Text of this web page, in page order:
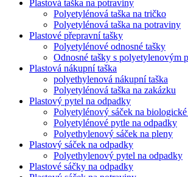
Plastová taška na potraviny
Polyetylénová taška na tričko
Polyetylénová taška na potraviny
Plastové přepravní tašky
Polyetylénové odnosné tašky
Odnosné tašky s polyetylenovým
Plastová nákupní taška
polyethylenová nákupní taška
Polyetylénová taška na zakázku
Plastový pytel na odpadky
Polyetylénový sáček na
Polyetylénové pytle na odpadky
Polyethylenový sáček na pleny
Plastový sáček na odpadky
Polyethylenový pytel na odpadky
Plastové sáčky na odpadky